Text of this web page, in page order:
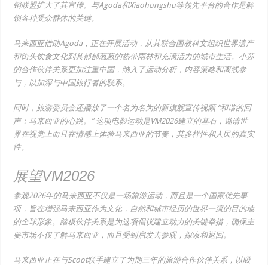
销联盟扩大了其宣传。与Agoda和Xiaohongshu等领先平台的合作是解
锁各种受众群体的关键。
马来西亚借助Agoda，正在开展活动，从其联合国教科文组织世界遗产
和街头饮食文化到其郁郁葱葱的热带雨林和充满活力的城市生活。小苏
的合作伙伴关系更加注重中国，纳入了运动分析，内容策略和离线参
与，以加深与中国旅行者的联系。
同时，旅游委员会还播放了一个名为名为的新旗舰宣传视频 “和谐的回
声：马来西亚的心跳。”这项电影运动是VM2026建立的基石，邀请世
界在视觉上而且在情感上体验马来西亚的节奏，其多样性和人民的真实
性。
展望VM2026
参观2026年的马来西亚不仅是一场旅游运动，而且是一个国家优先事
项，旨在增强马来西亚作为文化，自然和城市经历的世界一流的目的地
的全球形象。踏板伙伴关系是为这项倡议建立动力的关键举措，确保主
要市场不仅了解马来西亚，而且受到启发去参观，探索和返回。
马来西亚正在与Scoot联手建立了为期三年的旅游合作伙伴关系，以吸